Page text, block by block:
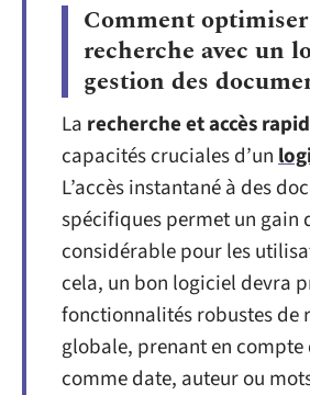
Comment
recherche avec un
gestion des
La recherche et accès
capacités cruciales d’un
L’accès instantané à des
spécifiques permet un gain
considérable pour les
cela, un bon logiciel devra
fonctionnalités robustes de
globale, prenant en
comme date, auteur ou